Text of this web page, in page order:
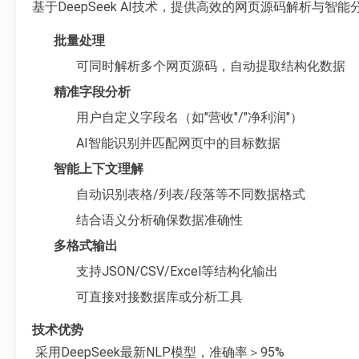
基于DeepSeek AI技术，提供高效的网页源码解析与智能
批量处理
可同时解析多个网页源码，自动提取结构化数据
精准字段分析
用户自定义字段名（如"营收"/"净利润"）
AI智能识别并匹配网页中的目标数据
智能上下文理解
自动识别表格/列表/段落等不同数据格式
结合语义分析确保数据准确性
多格式输出
支持JSON/CSV/Excel等结构化输出
可直接对接数据库或分析工具
技术优势
采用DeepSeek最新NLP模型，准确率＞95%